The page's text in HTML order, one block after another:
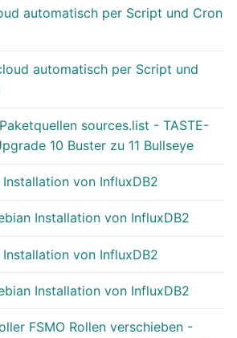
automatisch per Script und Cron
automatisch per Script und
sources.list - TASTE-
10 Buster zu 11 Bullseye
Installation von InfluxDB2
Installation von InfluxDB2
Installation von InfluxDB2
Installation von InfluxDB2
FSMO Rollen verschieben -